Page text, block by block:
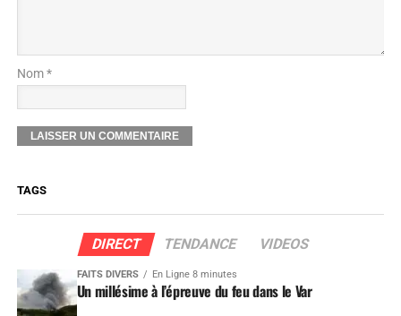
Nom *
TAGS
DIRECT TENDANCE VIDEOS
FAITS DIVERS En Ligne 8 minutes
Un millésime à l’épreuve du feu dans le Var